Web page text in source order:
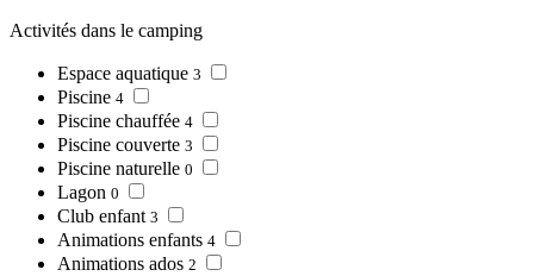
Activités dans le camping
Espace aquatique 3
Piscine 4
Piscine chauffée 4
Piscine couverte 3
Piscine naturelle 0
Lagon 0
Club enfant 3
Animations enfants 4
Animations ados 2